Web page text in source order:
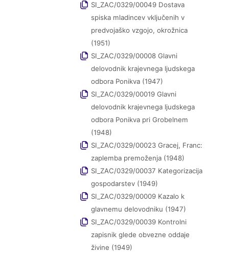
SI_ZAC/0329/00049 Dostava
spiska mladincev vključenih v
predvojaško vzgojo, okrožnica
(1951)
SI_ZAC/0329/00008 Glavni
delovodnik krajevnega ljudskega
odbora Ponikva (1947)
SI_ZAC/0329/00019 Glavni
delovodnik krajevnega ljudskega
odbora Ponikva pri Grobelnem
(1948)
SI_ZAC/0329/00023 Gracej, Franc:
zaplemba premoženja (1948)
SI_ZAC/0329/00037 Kategorizacija
gospodarstev (1949)
SI_ZAC/0329/00009 Kazalo k
glavnemu delovodniku (1947)
SI_ZAC/0329/00039 Kontrolni
zapisnik glede obvezne oddaje
živine (1949)